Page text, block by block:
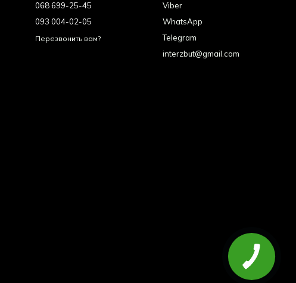
068 699-25-45
093 004-02-05
Перезвонить вам?
Viber
WhatsApp
Telegram
interzbut@gmail.com